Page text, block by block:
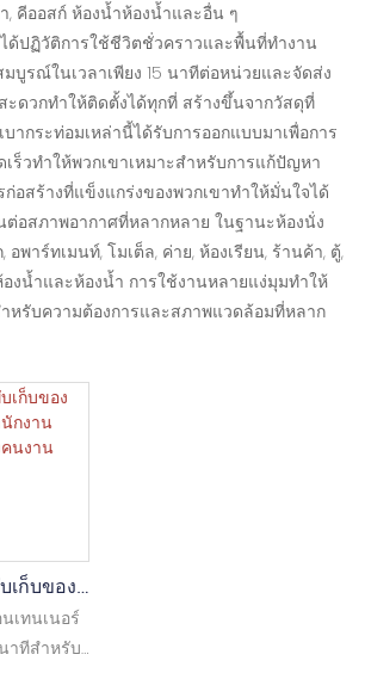
, คีออสก์ ห้องน้ำห้องน้ำและอื่น ๆ
ด้ปฏิวัติการใช้ชีวิตชั่วคราวและพื้นที่ทำงาน
บูรณ์ในเวลาเพียง 15 นาทีต่อหน่วยและจัดส่ง
ดวกทำให้ติดตั้งได้ทุกที่ สร้างขึ้นจากวัสดุที่
ากระท่อมเหล่านี้ได้รับการออกแบบมาเพื่อการ
ร็วทำให้พวกเขาเหมาะสำหรับการแก้ปัญหา
อสร้างที่แข็งแกร่งของพวกเขาทำให้มั่นใจได้
ต่อสภาพอากาศที่หลากหลาย ในฐานะห้องนั่ง
อพาร์ทเมนท์, โมเต็ล, ค่าย, ห้องเรียน, ร้านค้า, ตู้,
งน้ำและห้องน้ำ การใช้งานหลายแง่มุมทำให้
ำหรับความต้องการและสภาพแวดล้อมที่หลาก
เก็บของ
ำนักงาน
งคนงาน
เทนเนอร์
าทีสำหรับ